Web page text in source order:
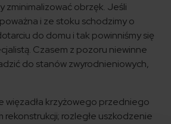
zminimalizować obrzęk. Jeśli
i ze stoku schodzimy o
do domu i tak powinniśmy się
Czasem z pozoru niewinne
do stanów zwyrodnieniowych,
więzadła krzyżowego przedniego
rekonstrukcji; rozległe uszkodzenie